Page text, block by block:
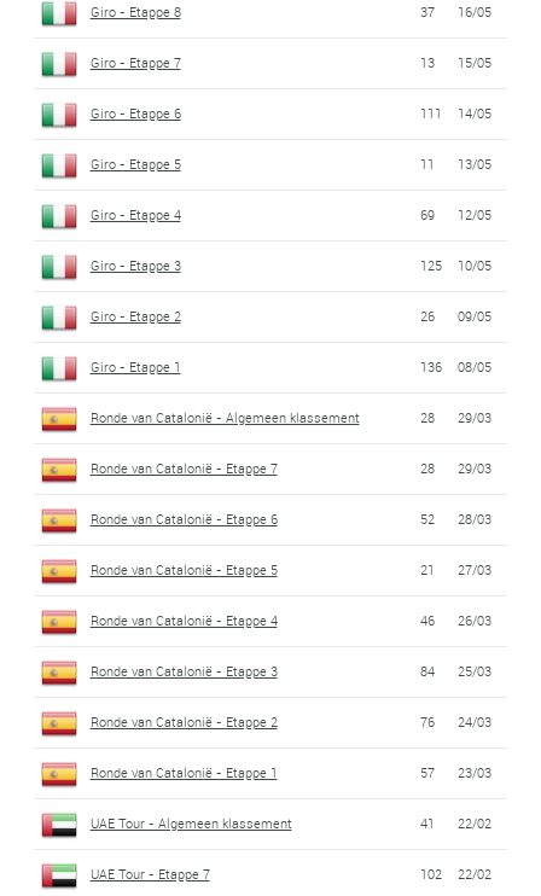
Giro - Etappe 8 37 16/05
Giro - Etappe 7 13 15/05
Giro - Etappe 6 111 14/05
Giro - Etappe 5 11 13/05
Giro - Etappe 4 69 12/05
Giro - Etappe 3 125 10/05
Giro - Etappe 2 26 09/05
Giro - Etappe 1 136 08/05
Ronde van Catalonië - Algemeen klassement 28 29/03
Ronde van Catalonië - Etappe 7 28 29/03
Ronde van Catalonië - Etappe 6 52 28/03
Ronde van Catalonië - Etappe 5 21 27/03
Ronde van Catalonië - Etappe 4 46 26/03
Ronde van Catalonië - Etappe 3 84 25/03
Ronde van Catalonië - Etappe 2 76 24/03
Ronde van Catalonië - Etappe 1 57 23/03
UAE Tour - Algemeen klassement 41 22/02
UAE Tour - Etappe 7 102 22/02